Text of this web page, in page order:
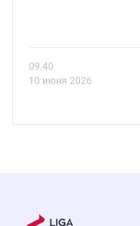
09.40
10 июня 2026